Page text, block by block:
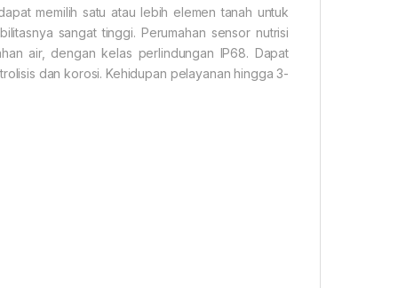
memilih satu atau lebih elemen tanah untuk
sangat tinggi. Perumahan sensor nutrisi
air, dengan kelas perlindungan IP68. Dapat
dan korosi. Kehidupan pelayanan hingga 3-